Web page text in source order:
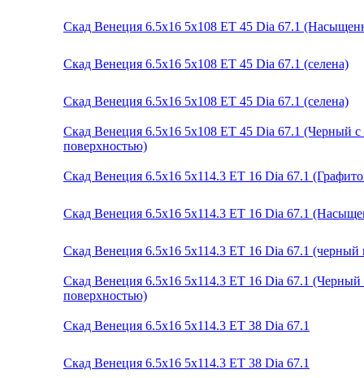
Скад Венеция 6.5x16 5x108 ET 45 Dia 67.1
Скад Венеция 6.5x16 5x108 ET 45 Dia 67.1 (селена)
Скад Венеция 6.5x16 5x108 ET 45 Dia 67.1 (селена)
Скад Венеция 6.5x16 5x108 ET 45 Dia 67.1 (Черный
поверхностью)
Скад Венеция 6.5x16 5x114.3 ET 16 Dia 67.1
Скад Венеция 6.5x16 5x114.3 ET 16 Dia 67.1
Скад Венеция 6.5x16 5x114.3 ET 16 Dia 67.1 (черный
Скад Венеция 6.5x16 5x114.3 ET 16 Dia 67.1
поверхностью)
Скад Венеция 6.5x16 5x114.3 ET 38 Dia 67.1
Скад Венеция 6.5x16 5x114.3 ET 38 Dia 67.1